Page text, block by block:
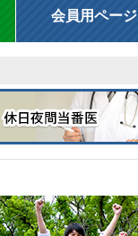
会員用ページ